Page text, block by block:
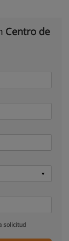
Centro de
solicitud